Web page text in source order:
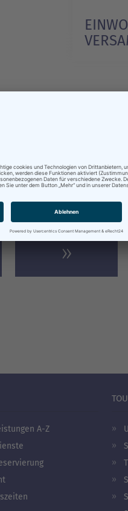
noch
IDEEN & ­
BESCHWERDEN
A-Z